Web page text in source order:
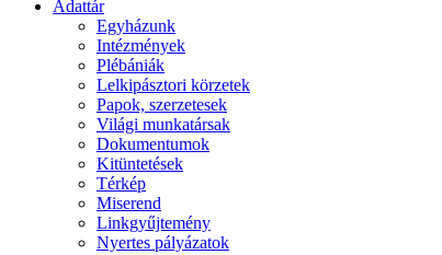
Adattár
Egyházunk
Intézmények
Plébániák
Lelkipásztori körzetek
Papok, szerzetesek
Világi munkatársak
Dokumentumok
Kitüntetések
Térkép
Miserend
Linkgyűjtemény
Nyertes pályázatok